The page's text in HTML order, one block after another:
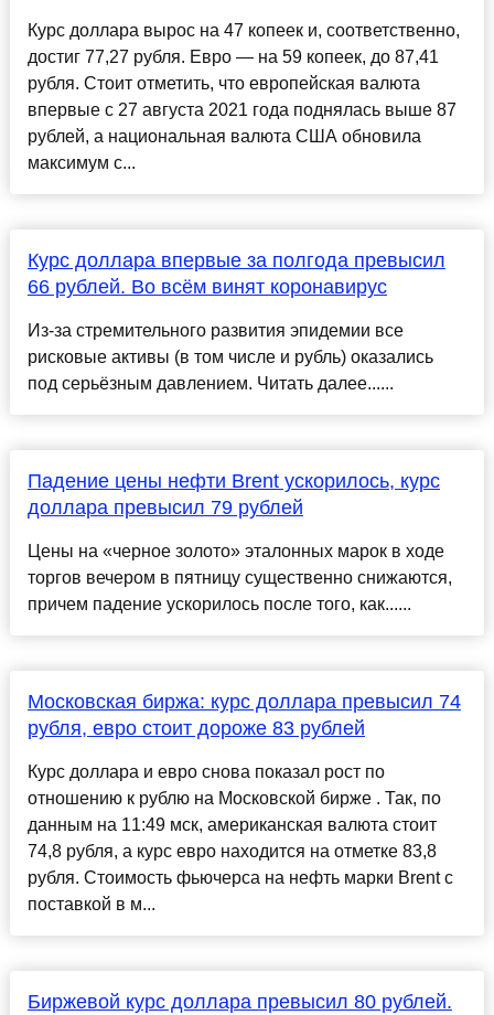
Курс доллара вырос на 47 копеек и, соответственно,
достиг 77,27 рубля. Евро — на 59 копеек, до 87,41
рубля. Стоит отметить, что европейская валюта
впервые с 27 августа 2021 года поднялась выше 87
рублей, а национальная валюта США обновила
максимум с...
Курс доллара впервые за полгода превысил
66 рублей. Во всём винят коронавирус
Из-за стремительного развития эпидемии все
рисковые активы (в том числе и рубль) оказались
под серьёзным давлением. Читать далее......
Падение цены нефти Brent ускорилось, курс
доллара превысил 79 рублей
Цены на «черное золото» эталонных марок в ходе
торгов вечером в пятницу существенно снижаются,
причем падение ускорилось после того, как......
Московская биржа: курс доллара превысил 74
рубля, евро стоит дороже 83 рублей
Курс доллара и евро снова показал рост по
отношению к рублю на Московской бирже . Так, по
данным на 11:49 мск, американская валюта стоит
74,8 рубля, а курс евро находится на отметке 83,8
рубля. Стоимость фьючерса на нефть марки Brent с
поставкой в м...
Биржевой курс доллара превысил 80 рублей.